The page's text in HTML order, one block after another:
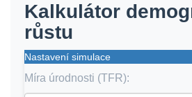
Kalkulátor
růstu
Nastavení simulace
Míra úrodnosti (TFR):